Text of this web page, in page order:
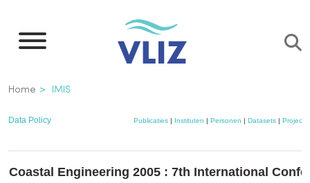
naar
inhoud
gaan
Kruimelpad
Home IMIS
Data Policy Publicaties| Instituten | Personen | Datasets|
Coastal Engineering 2005 : 7th International